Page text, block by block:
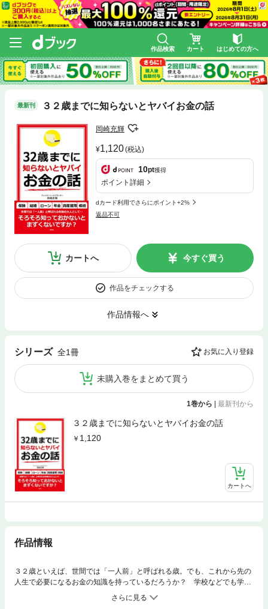
作品検索 カート はじめての方へ
最新刊 ３２歳までに知らないとヤバイお金の話
岡崎充輝
1,120(税込)
10pt獲得
ポイント詳細
dカード利用でさらにポイント+2%
返品不可
カートへ 今すぐ買う
作品をチェックする
作品情報へ
シリーズ 全1冊 お気に入り登録
未購入巻をまとめて買う
1巻から | 最新刊から
３２歳までに知らないとヤバイお金の話
1,120
カートへ
作品情報
３２歳といえば、世間では「一人前」と呼ばれる歳。でも、これから先の
人生で必要になるお金の知識を持っているだろうか？ 学校などでも学ぶ
ことはほとんどないため、意外と知らないのではないだろうか。本書で
は、この日本で生きていくための、当たり前の社会の仕組みとお金の話